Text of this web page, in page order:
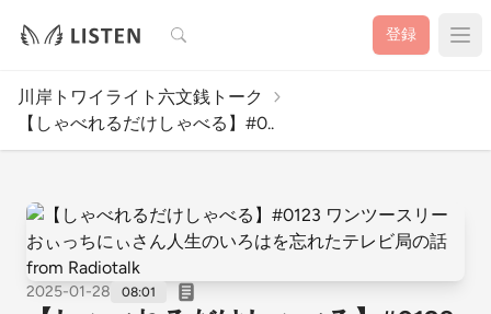
検索 登録
川岸トワイライト六文銭トーク
【しゃべれるだけしゃべる】#0..
2025-01-28 08:01